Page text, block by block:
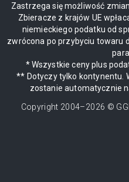
Zastrzega się możliwość
Zbieracze z krajów UE
niemieckiego podatku od
zwrócona po przybyciu towaru
* Wszystkie ceny plus
** Dotyczy tylko kontynentu.
zostanie automatycznie
Copyright 2004–2026 ©